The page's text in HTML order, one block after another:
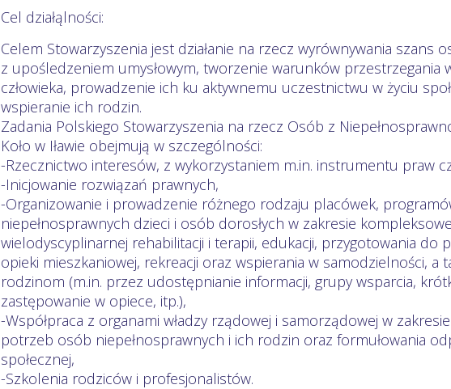
Cel działąlności:
Celem Stowarzyszenia jest działanie na rzecz wyrównywania szans
z upośledzeniem umysłowym, tworzenie warunków przestrzegania
człowieka, prowadzenie ich ku aktywnemu uczestnictwu w życiu
wspieranie ich rodzin.
Zadania Polskiego Stowarzyszenia na rzecz Osób z
Koło w Iławie obejmują w szczególności:
-Rzecznictwo interesów, z wykorzystaniem m.in. instrumentu praw
-Inicjowanie rozwiązań prawnych,
-Organizowanie i prowadzenie różnego rodzaju placówek,
niepełnosprawnych dzieci i osób dorosłych w zakresie
wielodyscyplinarnej rehabilitacji i terapii, edukacji, przygotowania do
opieki mieszkaniowej, rekreacji oraz wspierania w samodzielności, a
rodzinom (m.in. przez udostępnianie informacji, grupy wsparcia,
zastępowanie w opiece, itp.),
-Współpraca z organami władzy rządowej i samorządowej w
potrzeb osób niepełnosprawnych i ich rodzin oraz formułowania
społecznej,
-Szkolenia rodziców i profesjonalistów.